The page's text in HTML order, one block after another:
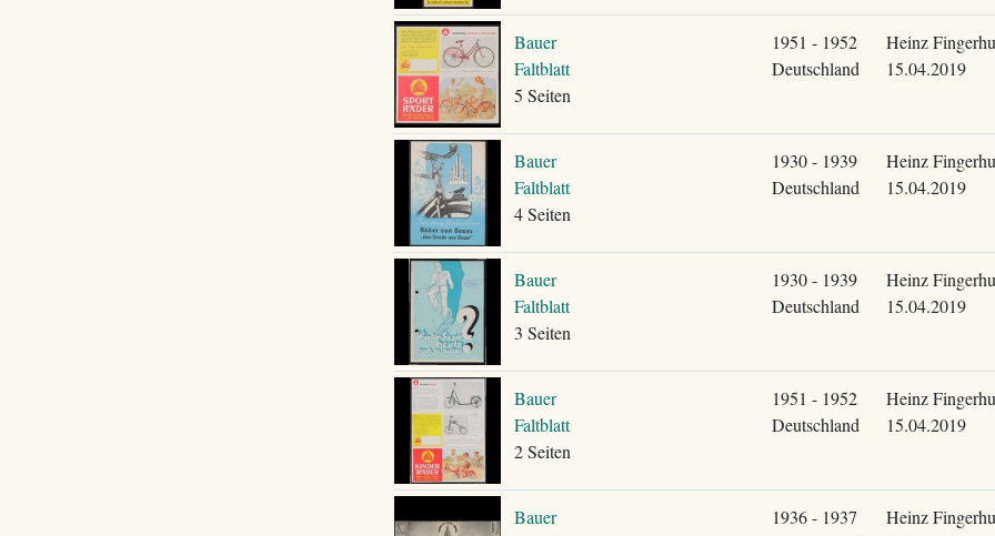
Bauer
Faltblatt
5 Seiten
1951 - 1952
Deutschland
Heinz
15.04.2019
Bauer
Faltblatt
4 Seiten
1930 - 1939
Deutschland
Heinz
15.04.2019
Bauer
Faltblatt
3 Seiten
1930 - 1939
Deutschland
Heinz
15.04.2019
Bauer
Faltblatt
2 Seiten
1951 - 1952
Deutschland
Heinz
15.04.2019
Bauer
1936 - 1937
Heinz